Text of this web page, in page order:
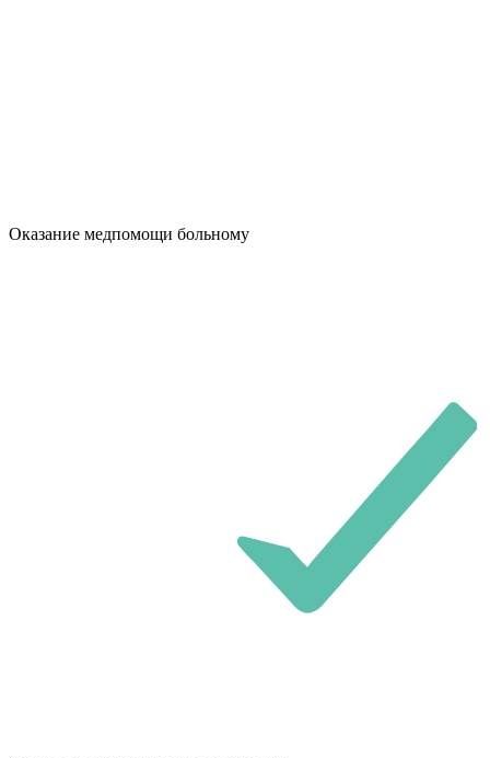
Оказание медпомощи больному